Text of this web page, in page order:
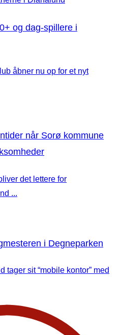
og dag-spillere i
åbner nu op for et nyt
når Sorø kommune
det lettere for
...
i Degneparken
tager sit “mobile kontor” med